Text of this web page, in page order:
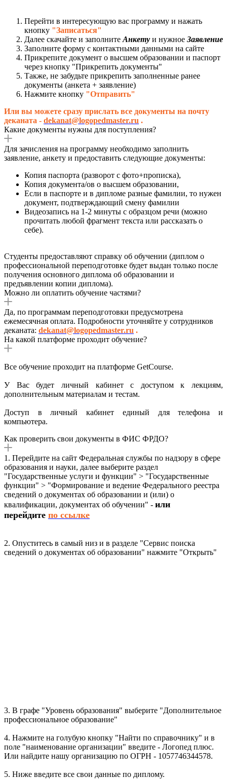
Перейти в интересующую вас программу и нажать
кнопку "Записаться"
Далее скачайте и заполните Анкету и нужное Заявление
Заполните форму с контактными данными на сайте
Прикрепите документ о высшем образовании и паспорт
через кнопку "Прикрепить документы"
Также, не забудьте прикрепить заполненные ранее
документы (анкета + заявление)
Нажмите кнопку "Отправить"
Или вы можете сразу прислать все документы на почту
деканата - dekanat@logopedmaster.ru .
Какие документы нужны для поступления?
Для зачисления на программу необходимо заполнить
заявление, анкету и предоставить следующие документы:
Копия паспорта (разворот с фото+прописка),
Копия документа/ов о высшем образовании,
Если в паспорте и в дипломе разные фамилии, то нужен
документ, подтверждающий смену фамилии
Видеозапись на 1-2 минуты с образцом речи (можно
прочитать любой фрагмент текста или рассказать о
себе).
Студенты предоставляют справку об обучении (диплом о
профессиональной переподготовке будет выдан только после
получения основного диплома об образовании и
предъявлении копии диплома).
Можно ли оплатить обучение частями?
Да, по программам переподготовки предусмотрена
ежемесячная оплата. Подробности уточняйте у сотрудников
деканата: dekanat@logopedmaster.ru .
На какой платформе проходит обучение?
Все обучение проходит на платформе GetCourse.
У Вас будет личный кабинет с доступом к лекциям,
дополнительным материалам и тестам.
Доступ в личный кабинет единый для телефона и
компьютера.
Как проверить свои документы в ФИС ФРДО?
1. Перейдите на сайт Федеральная службы по надзору в сфере
образования и науки, далее выберите раздел
"Государственные услуги и функции" > "Государственные
функции" > "Формирование и ведение Федерального реестра
сведений о документах об образовании и (или) о
квалификации, документах об обучении" - или
перейдите по ссылке
2. Опуститесь в самый низ и в разделе "Сервис поиска
сведений о документах об образовании" нажмите "Открыть"
3. В графе "Уровень образования" выберите "Дополнительное
профессиональное образование"
4. Нажмите на голубую кнопку "Найти по справочнику" и в
поле "наименование организации" введите - Логопед плюс.
Или найдите нашу организацию по ОГРН - 1057746344578.
5. Ниже введите все свои данные по диплому.